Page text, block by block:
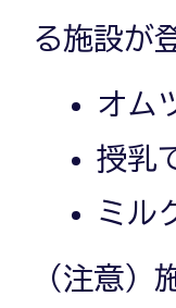
る施設が
オム
授乳
ミル
（注意）